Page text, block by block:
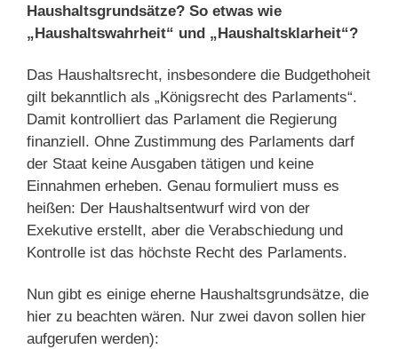
Haushaltsgrundsätze? So etwas wie
„Haushaltswahrheit“ und „Haushaltsklarheit“?
Das Haushaltsrecht, insbesondere die Budgethoheit
gilt bekanntlich als „Königsrecht des Parlaments“.
Damit kontrolliert das Parlament die Regierung
finanziell. Ohne Zustimmung des Parlaments darf
der Staat keine Ausgaben tätigen und keine
Einnahmen erheben. Genau formuliert muss es
heißen: Der Haushaltsentwurf wird von der
Exekutive erstellt, aber die Verabschiedung und
Kontrolle ist das höchste Recht des Parlaments.
Nun gibt es einige eherne Haushaltsgrundsätze, die
hier zu beachten wären. Nur zwei davon sollen hier
aufgerufen werden):